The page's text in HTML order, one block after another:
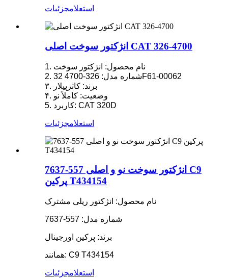
استعلامجزئیات
انژکتور سوخت اصلی CAT 326-4700
1. نام محصول: انژکتور سوخت
2. شماره مدل: 326-4700 32F61-00062
۳. برند: کاترپیلار
۴. وضعیت: کاملاً نو
5. کاربرد: CAT 320D
استعلامجزئیات
انژکتور سوخت نو و اصلی 557-7637 C9
پرکین T434154
نام محصول: انژکتور ریلی مشترک
شماره مدل: 557-7637
برند: پرکین اورجینال
همانند: C9 T434154
استعلامجزئیات